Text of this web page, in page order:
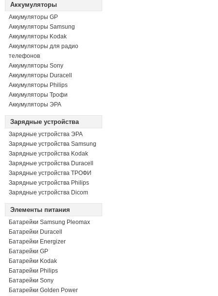
Аккумуляторы
Аккумуляторы GP
Аккумуляторы Samsung
Аккумуляторы Kodak
Аккумуляторы для радио
телефонов
Аккумуляторы Sony
Аккумуляторы Duracell
Аккумуляторы Philips
Аккумуляторы Трофи
Аккумуляторы ЭРА
Зарядные устройства
Зарядные устройства ЭРА
Зарядные устройства Samsung
Зарядные устройства Kodak
Зарядные устройства Duracell
Зарядные устройства ТРОФИ
Зарядные устройства Philips
Зарядные устройства Dicom
Элементы питания
Батарейки Samsung Pleomax
Батарейки Duracell
Батарейки Energizer
Батарейки GP
Батарейки Kodak
Батарейки Philips
Батарейки Sony
Батарейки Golden Power